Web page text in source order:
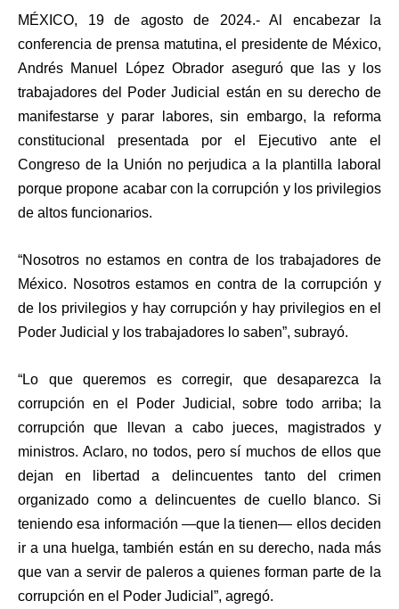
MÉXICO, 19 de agosto de 2024.- Al encabezar la
conferencia de prensa matutina, el presidente de México,
Andrés Manuel López Obrador aseguró que las y los
trabajadores del Poder Judicial están en su derecho de
manifestarse y parar labores, sin embargo, la reforma
constitucional presentada por el Ejecutivo ante el
Congreso de la Unión no perjudica a la plantilla laboral
porque propone acabar con la corrupción y los privilegios
de altos funcionarios.
“Nosotros no estamos en contra de los trabajadores de
México. Nosotros estamos en contra de la corrupción y
de los privilegios y hay corrupción y hay privilegios en el
Poder Judicial y los trabajadores lo saben”, subrayó.
“Lo que queremos es corregir, que desaparezca la
corrupción en el Poder Judicial, sobre todo arriba; la
corrupción que llevan a cabo jueces, magistrados y
ministros. Aclaro, no todos, pero sí muchos de ellos que
dejan en libertad a delincuentes tanto del crimen
organizado como a delincuentes de cuello blanco. Si
teniendo esa información —que la tienen— ellos deciden
ir a una huelga, también están en su derecho, nada más
que van a servir de paleros a quienes forman parte de la
corrupción en el Poder Judicial”, agregó.